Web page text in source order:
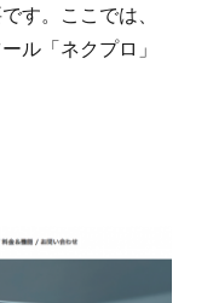
す。ここでは、
ル「ネクプロ」